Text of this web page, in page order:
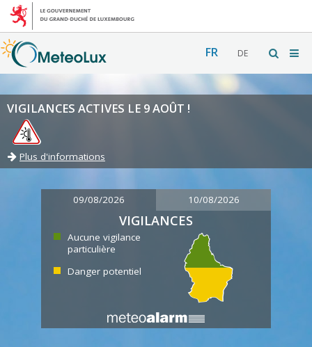
FR DE
VIGILANCES ACTIVES LE 9 AOÛT !
Plus d'informations
09/08/2026 10/08/2026
VIGILANCES
Aucune vigilance
particulière
Danger potentiel